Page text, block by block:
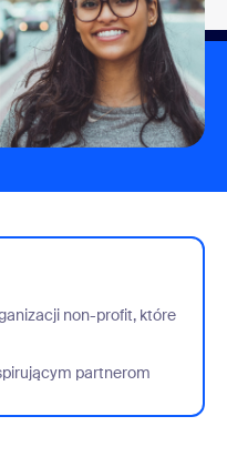
non-profit, które
organizacji non-profit, które
partnerom
inspirującym partnerom